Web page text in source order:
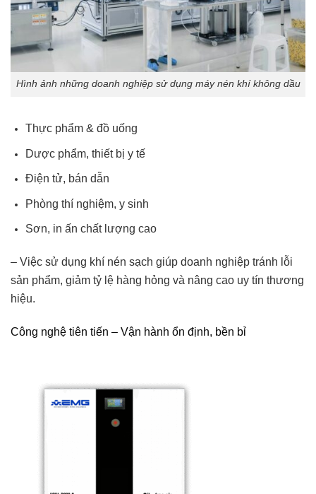
Hình ảnh những doanh nghiệp sử dụng máy nén khí không dầu
Thực phẩm & đồ uống
Dược phẩm, thiết bị y tế
Điện tử, bán dẫn
Phòng thí nghiệm, y sinh
Sơn, in ấn chất lượng cao
– Việc sử dụng khí nén sạch giúp doanh nghiệp tránh lỗi
sản phẩm, giảm tỷ lệ hàng hỏng và nâng cao uy tín thương
hiệu.
Công nghệ tiên tiến – Vận hành ổn định, bền bỉ